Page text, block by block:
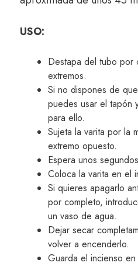
USO:
Destapa del tubo por
extremos.
Si no dispones de
puedes usar el tapón
para ello.
Sujeta la varita por la
extremo opuesto.
Espera unos
Coloca la varita en el
Si quieres apagarlo
por completo,
un vaso de agua.
Dejar secar
volver a encenderlo.
Guarda el incienso